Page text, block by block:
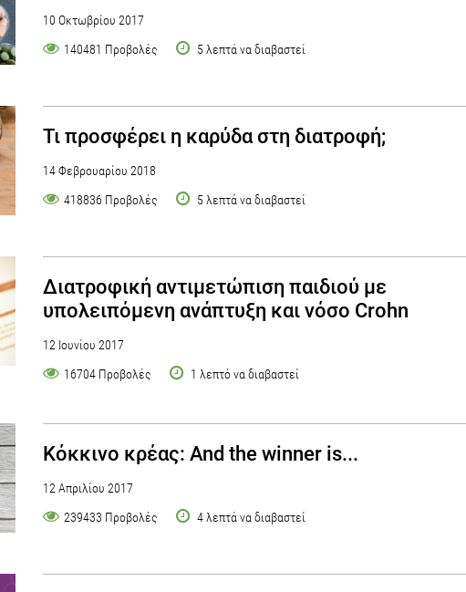
10 Οκτωβρίου 2017
140481 Προβολές
5 λεπτά να διαβαστεί
Τι προσφέρει η καρύδα στη διατροφή;
14 Φεβρουαρίου 2018
418836 Προβολές
5 λεπτά να διαβαστεί
Διατροφική αντιμετώπιση παιδιού με
υπολειπόμενη ανάπτυξη και νόσο Crohn
12 Ιουνίου 2017
16704 Προβολές
1 λεπτό να διαβαστεί
Κόκκινο κρέας: And the winner is...
12 Απριλίου 2017
239433 Προβολές
4 λεπτά να διαβαστεί